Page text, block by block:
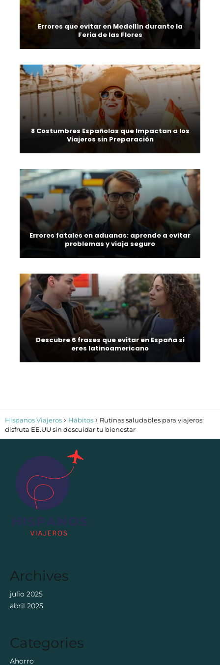
Errores que evitar en Medellín durante la
Feria de las Flores
8 Costumbres Españolas que Impactan a los
Viajeros sin Preparación
Errores fatales en aduanas: aprende a evitar
problemas y viaja seguro
Descubre 6 frases que evitar en España si
eres latinoamericano
Hispanos Viajeros Hábitos
Rutinas saludables para viajeros:
disfruta EE.UU sin descuidar tu bienestar
Archives
julio 2025
abril 2025
Categories
Ahorro